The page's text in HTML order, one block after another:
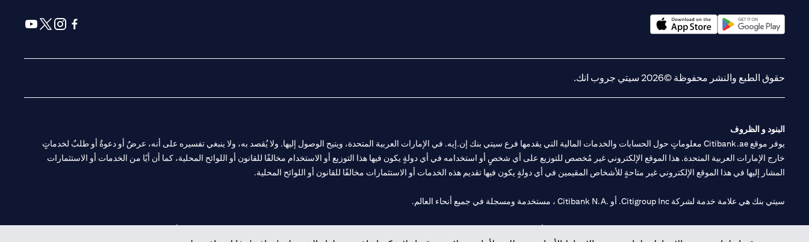
حقوق الطبع والنشر محفوظة ©2026 سيتي جروب انك.
البنود و الظروف
يوفر موقع Citibank.ae معلوماتٍ حول الحسابات والخدمات المالية التي يقدمها فرع سيتي بنك إن.إيه. في الإمارات العربية المتحدة، ويتيح الوصول إليها. ولا يُقصد به، ولا ينبغي تفسيره على أنه، عرضٌ أو دعوةٌ أو طلبٌ لخدماتٍ
خارج الإمارات العربية المتحدة. هذا الموقع الإلكتروني غير مُخصص للتوزيع على أي شخصٍ أو استخدامه في أي دولةٍ يكون فيها هذا التوزيع أو الاستخدام مخالفًا للقانون أو اللوائح المحلية، كما أن أيًا من الخدمات أو الاستثمارات
المشار إليها في هذا الموقع الإلكتروني غير متاحةٍ للأشخاص المقيمين في أي دولةٍ يكون فيها تقديم هذه الخدمات أو الاستثمارات مخالفًا للقانون أو اللوائح المحلية.
سيتي بنك هي علامة خدمة لشركة Citigroup Inc. أو .Citibank N.A ، مستخدمة ومسجلة في جميع أنحاء العالم.